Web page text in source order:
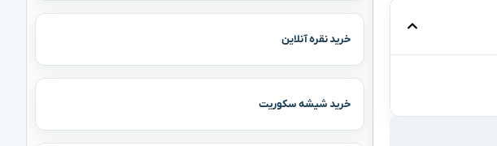
خرید نقره آنلاین
خرید شیشه سکوریت